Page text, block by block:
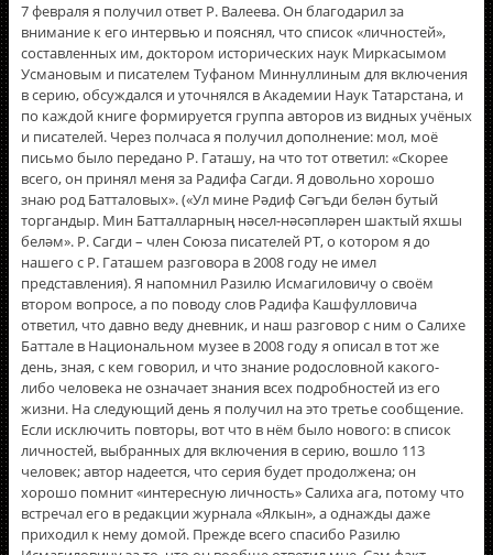
7 февраля я получил ответ Р. Валеева. Он благодарил за
внимание к его интервью и пояснял, что список «личностей»,
составленных им, доктором исторических наук Миркасымом
Усмановым и писателем Туфаном Миннуллиным для включения
в серию, обсуждался и уточнялся в Академии Наук Татарстана, и
по каждой книге формируется группа авторов из видных учёных
и писателей. Через полчаса я получил дополнение: мол, моё
письмо было передано Р. Гаташу, на что тот ответил: «Скорее
всего, он принял меня за Радифа Сагди. Я довольно хорошо
знаю род Батталовых». («Ул мине Рәдиф Сәгъди белән бутый
торгандыр. Мин Батталларның нәсел-нәсәпләрен шактый яхшы
беләм». Р. Сагди – член Союза писателей РТ, о котором я до
нашего с Р. Гаташем разговора в 2008 году не имел
представления). Я напомнил Разилю Исмагиловичу о своём
втором вопросе, а по поводу слов Радифа Кашфулловича
ответил, что давно веду дневник, и наш разговор с ним о Салихе
Баттале в Национальном музее в 2008 году я описал в тот же
день, зная, с кем говорил, и что знание родословной какого-
либо человека не означает знания всех подробностей из его
жизни. На следующий день я получил на это третье сообщение.
Если исключить повторы, вот что в нём было нового: в список
личностей, выбранных для включения в серию, вошло 113
человек; автор надеется, что серия будет продолжена; он
хорошо помнит «интересную личность» Салиха ага, потому что
встречал его в редакции журнала «Ялкын», а однажды даже
приходил к нему домой. Прежде всего спасибо Разилю